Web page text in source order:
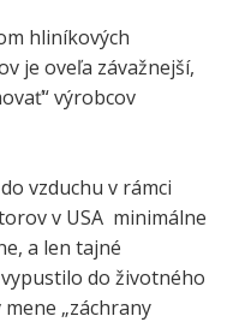
hliníkových
je oveľa závažnejší,
výrobcov
vzduchu v rámci
v USA minimálne
a len tajné
do životného
„záchrany